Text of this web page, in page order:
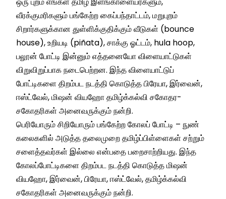
வீரக்குமரிகளும் பங்கேற்ற கைப்பந்தாட்டம், மறுபுறம்
சிறார்களுக்கான துள்ளிக்குதிக்கும் வீடுகள் (bounce
house), உறியடி (piñata), சாக்கு ஓட்டம், hula hoop,
பலூன் போட்டி இன்னும் எத்தனையோ விளையாட்டுகள்
விறுவிறுப்பாக நடைபெற்றன. இந்த விளையாட்டுப்
போட்டிகளை திறம்பட நடத்தி கொடுத்த பிரேயா, இர்வைன்,
ஈஸ்ட்வேல், மிஷன் வியஹோ தமிழ்க்கல்வி சகோதர-
சகோதரிகள் அனைவருக்கும் நன்றி.
பெரியோரும் சிறியோரும் பங்கேற்ற கோலப் போட்டி – நுண்
கலைகளில் அடுத்த தலைமுறை தமிழ்ப்பிள்ளைகள் சற்றும்
சளைத்தவர்கள் இல்லை என்பதை பறைசாற்றியது. இந்த
கோலப்போட்டிகளை திறம்பட நடத்தி கொடுத்த மிஷன்
வியஹோ, இர்வைன், பிரேயா, ஈஸ்ட்வேல், தமிழ்க்கல்வி
சகோதரிகள் அனைவருக்கும் நன்றி.